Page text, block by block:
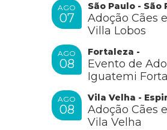
AGO
07
São Paulo - São
Adoção Cães
Villa Lobos
AGO
08
Fortaleza -
Evento de
Iguatemi
AGO
08
Vila Velha -
Adoção Cães
Vila Velha